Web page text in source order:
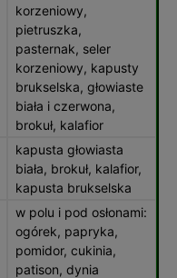
korzeniowy,
pietruszka,
pasternak, seler
korzeniowy, kapusty
brukselska, głowiaste
biała i czerwona,
brokuł, kalafior
kapusta głowiasta
biała, brokuł, kalafior,
kapusta brukselska
w polu i pod osłonami:
ogórek, papryka,
pomidor, cukinia,
patison, dynia